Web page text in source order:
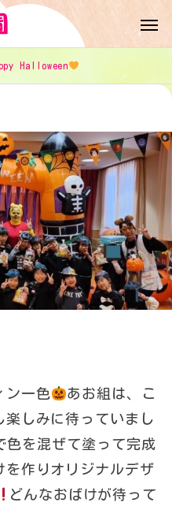
Halloween
ン一色
あお組は、こ
しみに待っていまし
色を混ぜて塗って完成
を作りオリジナルデザ
どんなおばけが待って